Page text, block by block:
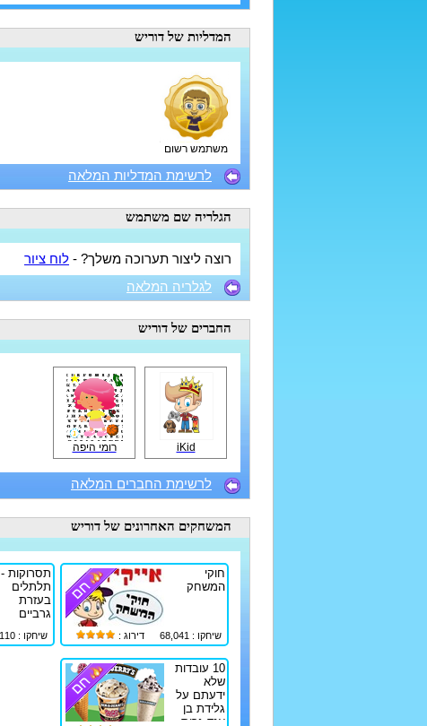
המדליות של דוריש
משתמש רשום
לרשימת המדליות המלאה
הגלריה שם משתמש
רוצה ליצור תערוכה משלך? - לוח ציור
לגלריה המלאה
החברים של דוריש
iKid רומי היפה
לרשימת החברים המלאה
המשחקים האחרונים של דוריש
חוקי
המשחק
שיחקו : 68,041 דירוג :
תסרוקות -
תלתלים
בעזרת
גרביים
שיחקו : 6,110
10 עובדות
שלא
ידעתם על
גלידת בן
אנד גריס